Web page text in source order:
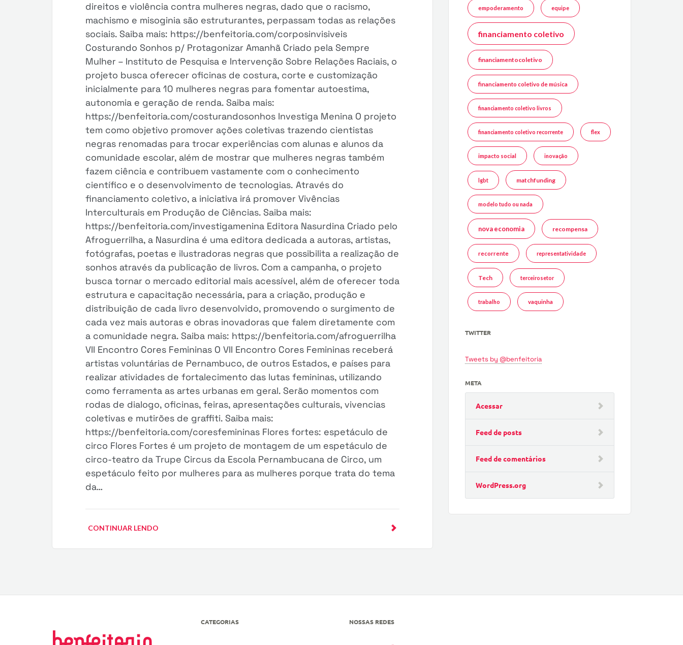
direitos e violência contra mulheres negras, dado que o racismo,
machismo e misoginia são estruturantes, perpassam todas as relações
sociais. Saiba mais: https://benfeitoria.com/corposinvisiveis
Costurando Sonhos p/ Protagonizar Amanhã Criado pela Sempre
Mulher – Instituto de Pesquisa e Intervenção Sobre Relações Raciais, o
projeto busca oferecer oficinas de costura, corte e customização
inicialmente para 10 mulheres negras para fomentar autoestima,
autonomia e geração de renda. Saiba mais:
https://benfeitoria.com/costurandosonhos Investiga Menina O projeto
tem como objetivo promover ações coletivas trazendo cientistas
negras renomadas para trocar experiências com alunas e alunos da
comunidade escolar, além de mostrar que mulheres negras também
fazem ciência e contribuem vastamente com o conhecimento
científico e o desenvolvimento de tecnologias. Através do
financiamento coletivo, a iniciativa irá promover Vivências
Interculturais em Produção de Ciências. Saiba mais:
https://benfeitoria.com/investigamenina Editora Nasurdina Criado pelo
Afroguerrilha, a Nasurdina é uma editora dedicada a autoras, artistas,
fotógrafas, poetas e ilustradoras negras que possibilita a realização de
sonhos através da publicação de livros. Com a campanha, o projeto
busca tornar o mercado editorial mais acessível, além de oferecer toda
estrutura e capacitação necessária, para a criação, produção e
distribuição de cada livro desenvolvido, promovendo o surgimento de
cada vez mais autoras e obras inovadoras que falem diretamente com
a comunidade negra. Saiba mais: https://benfeitoria.com/afroguerrilha
VII Encontro Cores Femininas O VII Encontro Cores Femininas receberá
artistas voluntárias de Pernambuco, de outros Estados, e países para
realizar atividades de fortalecimento das lutas femininas, utilizando
como ferramenta as artes urbanas em geral. Serão momentos com
rodas de dialogo, oficinas, feiras, apresentações culturais, vivencias
coletivas e mutirões de graffiti. Saiba mais:
https://benfeitoria.com/coresfemininas Flores fortes: espetáculo de
circo Flores Fortes é um projeto de montagem de um espetáculo de
circo-teatro da Trupe Circus da Escola Pernambucana de Circo, um
espetáculo feito por mulheres para as mulheres porque trata do tema
da…
CONTINUAR LENDO
empoderamento equipe
financiamento coletivo
financiamentocoletivo
financiamento coletivo de música
financiamento coletivo livros
financiamento coletivo recorrente flex
impacto social inovação
lgbt matchfunding
modelo tudo ou nada
nova economia recompensa
recorrente representatividade
Tech terceirosetor
trabalho vaquinha
TWITTER
Tweets by @benfeitoria
META
Acessar
Feed de posts
Feed de comentários
WordPress.org
CATEGORIAS NOSSAS REDES